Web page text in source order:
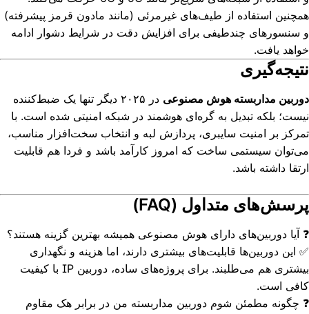
همچنین استفاده از طیف‌های غیرمرئی (مانند مادون قرمز پیشرفته)
و سنسورهای چندطیفی برای افزایش دقت در شرایط دشوار ادامه
خواهد یافت.
نتیجه‌گیری
دوربین مداربسته هوش مصنوعی
در ۲۰۲۵ دیگر تنها یک ضبط‌کننده
نیست؛ بلکه تبدیل به گره‌ای هوشمند در شبکه امنیتی شده است. با
تمرکز بر امنیت سایبری، پردازش لبه و انتخاب سخت‌افزار مناسب،
می‌توان سیستمی ساخت که امروز کارآمد باشد و فردا هم قابلیت
ارتقا داشته باشد.
پرسش‌های متداول (FAQ)
❓ آیا دوربین‌های دارای هوش مصنوعی همیشه بهترین گزینه هستند؟
✅ این دوربین‌ها قابلیت‌های بیشتری دارند، اما هزینه و نگهداری
بیشتری هم می‌طلبند. برای پروژه‌های ساده، دوربین IP با کیفیت
کافی است.
❓ چگونه مطمئن شوم دوربین مداربسته من در برابر هک مقاوم